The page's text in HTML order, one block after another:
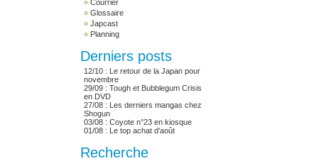
Courrier
Glossaire
Japcast
Planning
Derniers posts
12/10 : Le retour de la Japan pour
novembre
29/09 : Tough et Bubblegum Crisis
en DVD
27/08 : Les derniers mangas chez
Shogun
03/08 : Coyote n°23 en kiosque
01/08 : Le top achat d'août
Recherche